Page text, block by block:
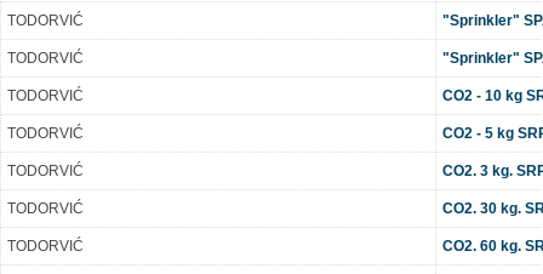
TODORVIĆ "Sprinkler"
TODORVIĆ "Sprinkler"
TODORVIĆ CO2 - 10 kg
TODORVIĆ CO2 - 5 kg
TODORVIĆ CO2. 3 kg.
TODORVIĆ CO2. 30 kg.
TODORVIĆ CO2. 60 kg.